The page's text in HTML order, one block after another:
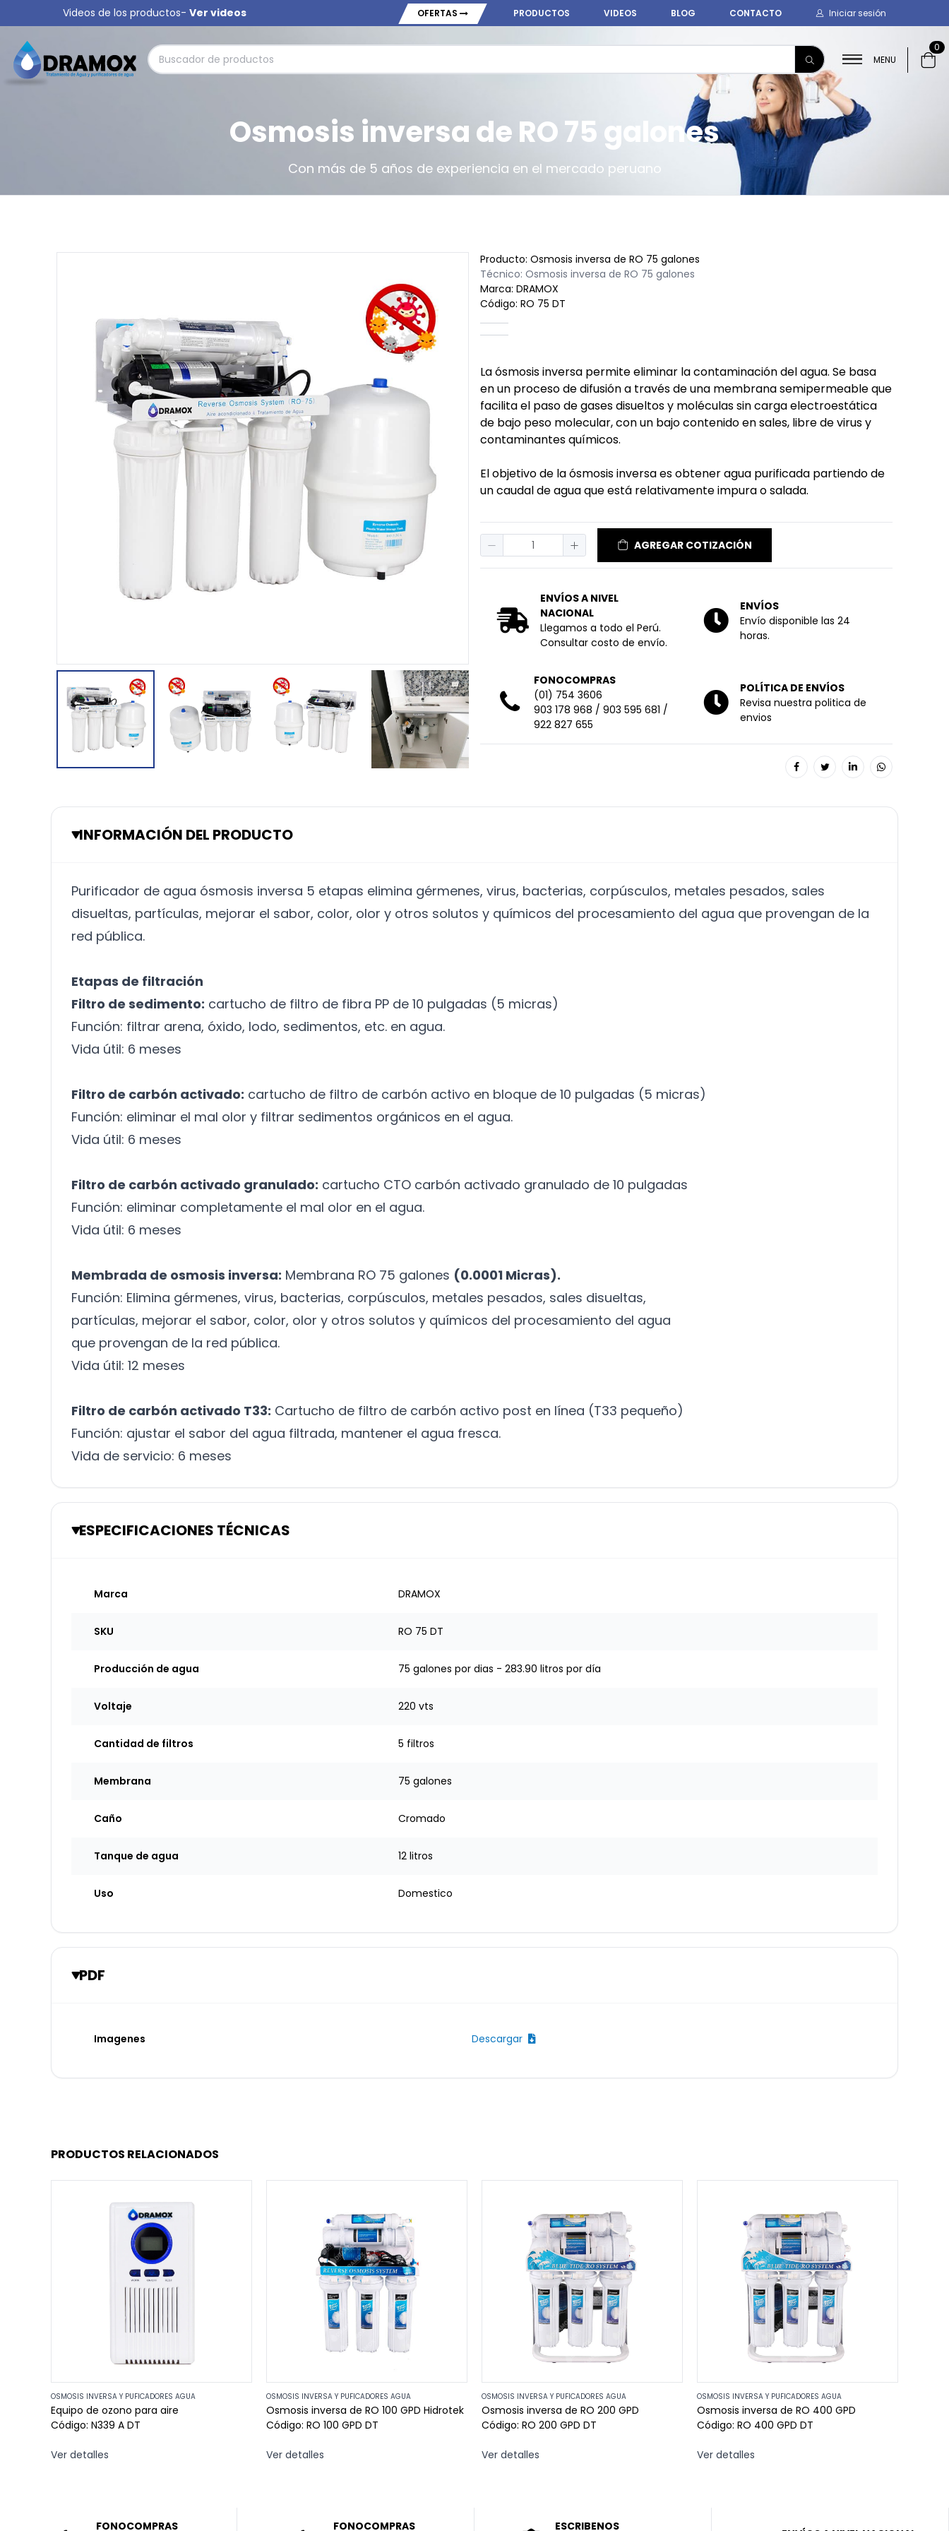
Videos de los productos- Ver videos OFERTAS PRODUCTOS VIDEOS BLOG CONTACTO Iniciar sesión
MENU
0
Osmosis inversa de RO 75 galones
Con más de 5 años de experiencia en el mercado peruano
Producto: Osmosis inversa de RO 75 galones
Técnico: Osmosis inversa de RO 75 galones
Marca: DRAMOX
Código: RO 75 DT
La ósmosis inversa permite eliminar la contaminación del agua. Se basa
en un proceso de difusión a través de una membrana semipermeable que
facilita el paso de gases disueltos y moléculas sin carga electroestática
de bajo peso molecular, con un bajo contenido en sales, libre de virus y
contaminantes químicos.
El objetivo de la ósmosis inversa es obtener agua purificada partiendo de
un caudal de agua que está relativamente impura o salada.
AGREGAR COTIZACIÓN
ENVÍOS A NIVEL
NACIONAL
Llegamos a todo el Perú.
Consultar costo de envío.
ENVÍOS
Envío disponible las 24
horas.
FONOCOMPRAS
(01) 754 3606
903 178 968 / 903 595 681 /
922 827 655
POLÍTICA DE ENVÍOS
Revisa nuestra politica de
envios
INFORMACIÓN DEL PRODUCTO
Purificador de agua ósmosis inversa 5 etapas elimina gérmenes, virus, bacterias, corpúsculos, metales pesados, sales
disueltas, partículas, mejorar el sabor, color, olor y otros solutos y químicos del procesamiento del agua que provengan de la
red pública.
Etapas de filtración
Filtro de sedimento: cartucho de filtro de fibra PP de 10 pulgadas (5 micras)
Función: filtrar arena, óxido, lodo, sedimentos, etc. en agua.
Vida útil: 6 meses
Filtro de carbón activado: cartucho de filtro de carbón activo en bloque de 10 pulgadas (5 micras)
Función: eliminar el mal olor y filtrar sedimentos orgánicos en el agua.
Vida útil: 6 meses
Filtro de carbón activado granulado: cartucho CTO carbón activado granulado de 10 pulgadas
Función: eliminar completamente el mal olor en el agua.
Vida útil: 6 meses
Membrada de osmosis inversa: Membrana RO 75 galones (0.0001 Micras).
Función: Elimina gérmenes, virus, bacterias, corpúsculos, metales pesados, sales disueltas,
partículas, mejorar el sabor, color, olor y otros solutos y químicos del procesamiento del agua
que provengan de la red pública.
Vida útil: 12 meses
Filtro de carbón activado T33: Cartucho de filtro de carbón activo post en línea (T33 pequeño)
Función: ajustar el sabor del agua filtrada, mantener el agua fresca.
Vida de servicio: 6 meses
ESPECIFICACIONES TÉCNICAS
Marca DRAMOX
SKU RO 75 DT
Producción de agua 75 galones por dias - 283.90 litros por día
Voltaje 220 vts
Cantidad de filtros 5 filtros
Membrana 75 galones
Caño Cromado
Tanque de agua 12 litros
Uso Domestico
PDF
Imagenes Descargar
PRODUCTOS RELACIONADOS
OSMOSIS INVERSA Y PUFICADORES AGUA
Equipo de ozono para aire
Código: N339 A DT
Ver detalles
OSMOSIS INVERSA Y PUFICADORES AGUA
Osmosis inversa de RO 100 GPD Hidrotek
Código: RO 100 GPD DT
Ver detalles
OSMOSIS INVERSA Y PUFICADORES AGUA
Osmosis inversa de RO 200 GPD
Código: RO 200 GPD DT
Ver detalles
OSMOSIS INVERSA Y PUFICADORES AGUA
Osmosis inversa de RO 400 GPD
Código: RO 400 GPD DT
Ver detalles
FONOCOMPRAS FONOCOMPRAS ESCRIBENOS